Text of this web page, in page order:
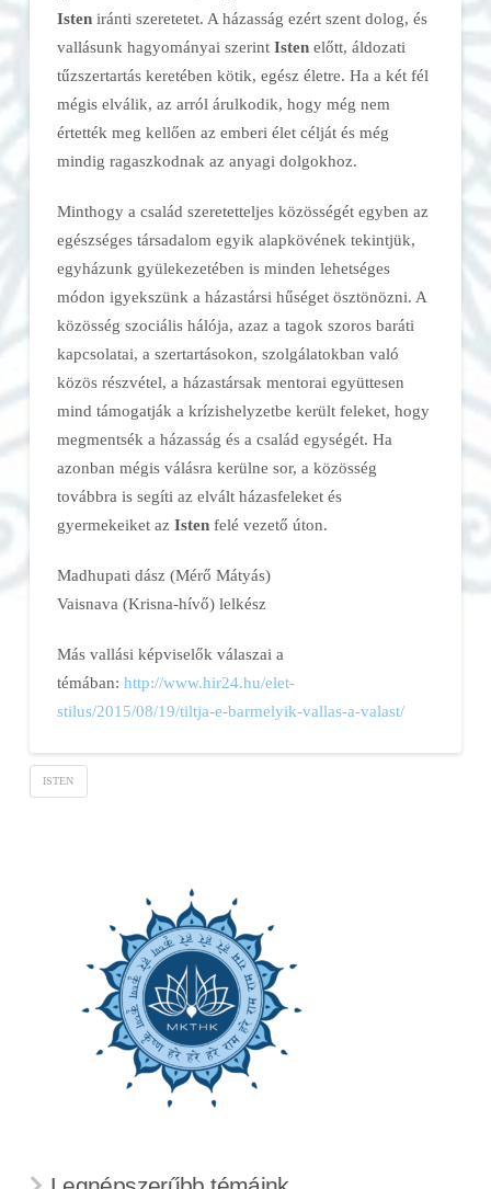
Isteniránti szeretetet. A házasság ezért szent dolog, és
vallásunk hagyományai szerint Istenelőtt, áldozati
tűzszertartás keretében kötik, egész életre. Ha a két fél
mégis elválik, az arról árulkodik, hogy még nem
értették meg kellően az emberi élet célját és még
mindig ragaszkodnak az anyagi dolgokhoz.
Minthogy a család szeretetteljes közösségét egyben az
egészséges társadalom egyik alapkövének tekintjük,
egyházunk gyülekezetében is minden lehetséges
módon igyekszünk a házastársi hűséget ösztönözni. A
közösség szociális hálója, azaz a tagok szoros baráti
kapcsolatai, a szertartásokon, szolgálatokban való
közös részvétel, a házastársak mentorai együttesen
mind támogatják a krízishelyzetbe került feleket, hogy
megmentsék a házasság és a család egységét. Ha
azonban mégis válásra kerülne sor, a közösség
továbbra is segíti az elvált házasfeleket és
gyermekeiket az Istenfelé vezető úton.
Madhupati dász (Mérő Mátyás)
Vaisnava (Krisna-hívő) lelkész
Más vallási képviselők válaszai a
témában: http://www.hir24.hu/elet-
stilus/2015/08/19/tiltja-e-barmelyik-vallas-a-valast/
ISTEN